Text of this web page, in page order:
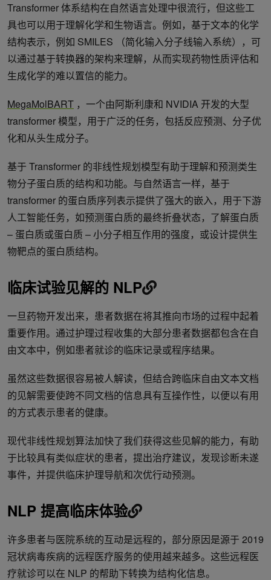
Transformer 体系结构在自然语言处理中很流行，但这些工
具也可以用于理解化学和生物语言。例如，基于文本的化学
结构表示，例如 SMILES （简化输入分子线输入系统），可
以通过基于转换器的架构来理解，从而实现药物性质评估和
生成化学的难以置信的能力。
MegaMolBART ，一个由阿斯利康和 NVIDIA 开发的大型
transformer 模型，用于广泛的任务，包括反应预测、分子优
化和从头生成分子。
基于 Transformer 的非线性规划模型有助于理解和预测类生
物分子蛋白质的结构和功能。与自然语言一样，基于
transformer 的蛋白质序列表示提供了强大的嵌入，用于下游
人工智能任务，如预测蛋白质的最终折叠状态，了解蛋白质
– 蛋白质或蛋白质 – 小分子相互作用的强度，或设计提供生
物靶点的蛋白质结构。
临床试验见解的 NLP
一旦药物开发出来，患者数据在将其推向市场的过程中起着
重要作用。通过护理过程收集的大部分患者数据都包含在自
由文本中，例如患者就诊的临床记录或程序结果。
虽然这些数据很容易被人解读，但结合跨临床自由文本文档
的见解需要使跨不同文档的信息具有互操作性，以便以有用
的方式表示患者的健康。
现代非线性规划算法加快了我们获得这些见解的能力，有助
于比较具有类似症状的患者，提出治疗建议，发现诊断未遂
事件，并提供临床护理导航和次优行动预测。
NLP 提高临床体验
许多患者与医院系统的互动是远程的，部分原因是源于 2019
冠状病毒疾病的远程医疗服务的使用越来越多。这些远程医
疗就诊可以在 NLP 的帮助下转换为结构化信息。